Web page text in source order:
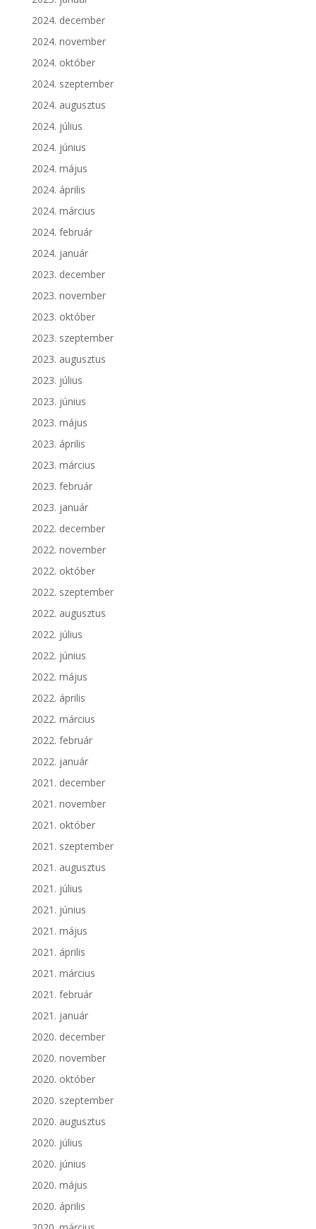
2024. december
2024. november
2024. október
2024. szeptember
2024. augusztus
2024. július
2024. június
2024. május
2024. április
2024. március
2024. február
2024. január
2023. december
2023. november
2023. október
2023. szeptember
2023. augusztus
2023. július
2023. június
2023. május
2023. április
2023. március
2023. február
2023. január
2022. december
2022. november
2022. október
2022. szeptember
2022. augusztus
2022. július
2022. június
2022. május
2022. április
2022. március
2022. február
2022. január
2021. december
2021. november
2021. október
2021. szeptember
2021. augusztus
2021. július
2021. június
2021. május
2021. április
2021. március
2021. február
2021. január
2020. december
2020. november
2020. október
2020. szeptember
2020. augusztus
2020. július
2020. június
2020. május
2020. április